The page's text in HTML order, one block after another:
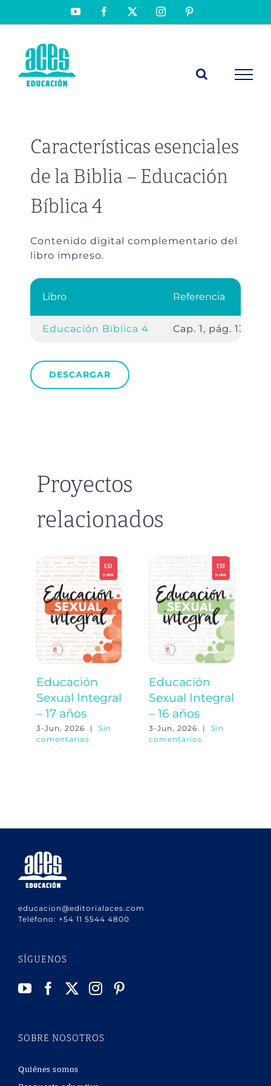
YouTubeFacebook Instagram
Características esenciales
de la Biblia – Educación
Bíblica 4
Contenido digital complementario del
libro impreso.
Libro Referencia
Educación Bíblica 4 Cap. 1, pág. 13.
DESCARGAR
Proyectos
relacionados
Educación
Sexual Integral
– 17 años
3-Jun, 2026 |
Sin
comentarios
Educación
Sexual Integral
– 16 años
3-Jun, 2026 |
Sin
comentarios
educacion@editorialaces.com
Teléfono: +54 11 5544 4800
SÍGUENOS
SOBRE NOSOTROS
Quiénes somos